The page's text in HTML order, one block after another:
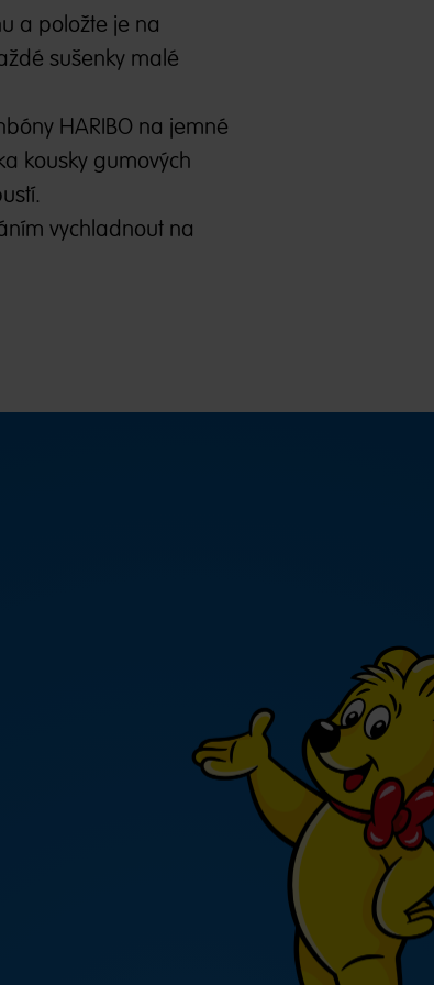
a položte je na
sušenky malé
HARIBO na jemné
kousky gumových
vychladnout na